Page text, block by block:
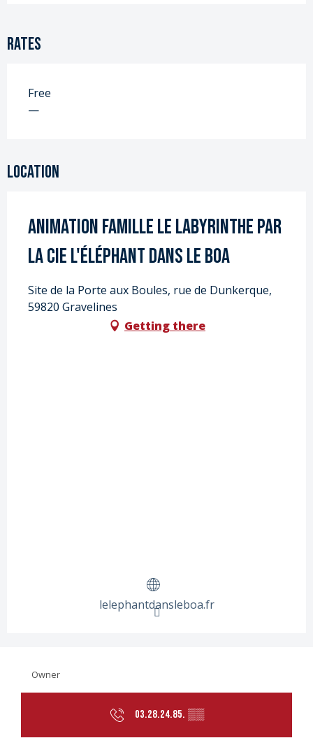
Rates
Free
—
Location
ANIMATION FAMILLE le labyrinthe par
la CIE l'éléphant dans le boa
Site de la Porte aux Boules, rue de Dunkerque,
59820 Gravelines
Getting there
lelephantdansleboa.fr
Owner
03.28.24.85. ▒▒